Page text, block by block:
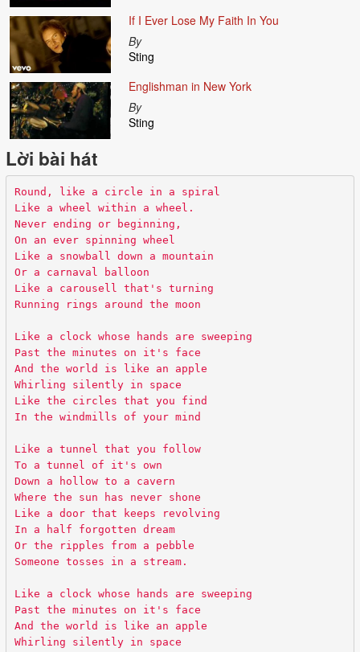
If I Ever Lose My Faith In You
By
Sting
Englishman in New York
By
Sting
Lời bài hát
Round, like a circle in a spiral
Like a wheel within a wheel.
Never ending or beginning,
On an ever spinning wheel
Like a snowball down a mountain
Or a carnaval balloon
Like a carousell that's turning
Running rings around the moon
Like a clock whose hands are sweeping
Past the minutes on it's face
And the world is like an apple
Whirling silently in space
Like the circles that you find
In the windmills of your mind
Like a tunnel that you follow
To a tunnel of it's own
Down a hollow to a cavern
Where the sun has never shone
Like a door that keeps revolving
In a half forgotten dream
Or the ripples from a pebble
Someone tosses in a stream.
Like a clock whose hands are sweeping
Past the minutes on it's face
And the world is like an apple
Whirling silently in space